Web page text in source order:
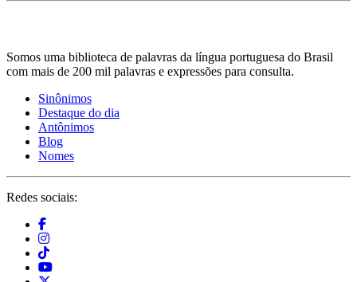
Somos uma biblioteca de palavras da língua portuguesa do Brasil
com mais de 200 mil palavras e expressões para consulta.
Sinônimos
Destaque do dia
Antônimos
Blog
Nomes
Redes sociais: